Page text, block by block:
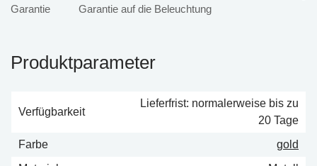
Garantie auf die Beleuchtung
Produktparameter
Verfügbarkeit
Lieferfrist: normalerweise bis zu
20 Tage
Farbe
gold